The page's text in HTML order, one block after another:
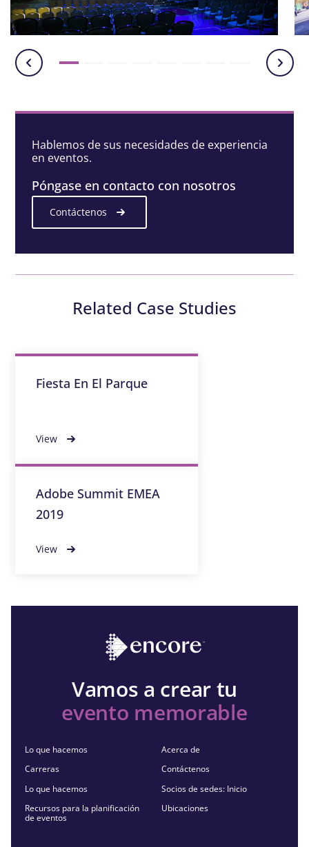
Hablemos de sus necesidades de experiencia
en eventos.
Póngase en contacto con nosotros
Contáctenos
Related Case Studies
Fiesta En El Parque
View
Adobe Summit EMEA
2019
View
Vamos a crear tu
evento memorable
Lo que hacemos
Carreras
Lo que hacemos
Recursos para la planificación
de eventos
Acerca de
Contáctenos
Socios de sedes: Inicio
Ubicaciones